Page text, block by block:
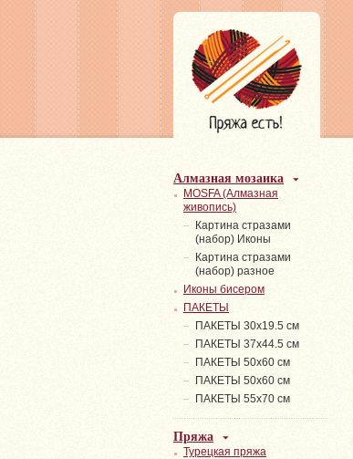
Алмазная мозаика
MOSFA (Алмазная
живопись)
Картина стразами
(набор) Иконы
Картина стразами
(набор) разное
Иконы бисером
ПАКЕТЫ
ПАКЕТЫ 30х19.5 см
ПАКЕТЫ 37х44.5 см
ПАКЕТЫ 50х60 см
ПАКЕТЫ 50х60 см
ПАКЕТЫ 55х70 см
Пряжа
Турецкая пряжа